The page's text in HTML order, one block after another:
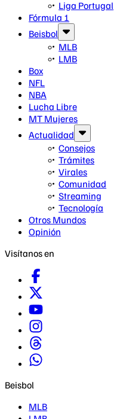
Liga Portugal
Fórmula 1
Beisbol
MLB
LMB
Box
NFL
NBA
Lucha Libre
MT Mujeres
Actualidad
Consejos
Trámites
Virales
Comunidad
Streaming
Tecnología
Otros Mundos
Opinión
Visítanos en
Beisbol
MLB